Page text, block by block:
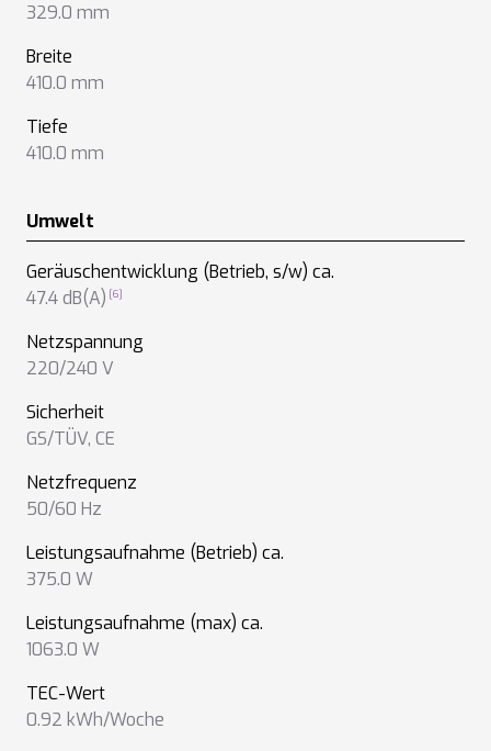
329.0 mm
Breite
410.0 mm
Tiefe
410.0 mm
Umwelt
Geräuschentwicklung (Betrieb, s/w) ca.
47.4 dB(A)
Netzspannung
220/240 V
Sicherheit
GS/TÜV, CE
Netzfrequenz
50/60 Hz
Leistungsaufnahme (Betrieb) ca.
375.0 W
Leistungsaufnahme (max) ca.
1063.0 W
TEC-Wert
0.92 kWh/Woche